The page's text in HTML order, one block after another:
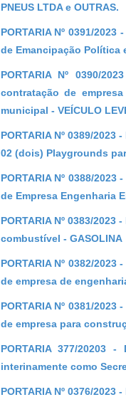
PNEUS LTDA e OUTRAS.
PORTARIA Nº 0391/
de Emancipação Política
PORTARIA Nº 0390/
contratação de
municipal - VEÍCULO
PORTARIA Nº 0389/
02 (dois) Playgrounds
PORTARIA Nº 0388/
de Empresa Engenharia
PORTARIA Nº 0383/
combustível - GASOLINA
PORTARIA Nº 0382/
de empresa de
PORTARIA Nº 0381/
de empresa para
PORTARIA 377/20203
interinamente como
PORTARIA Nº 0376/